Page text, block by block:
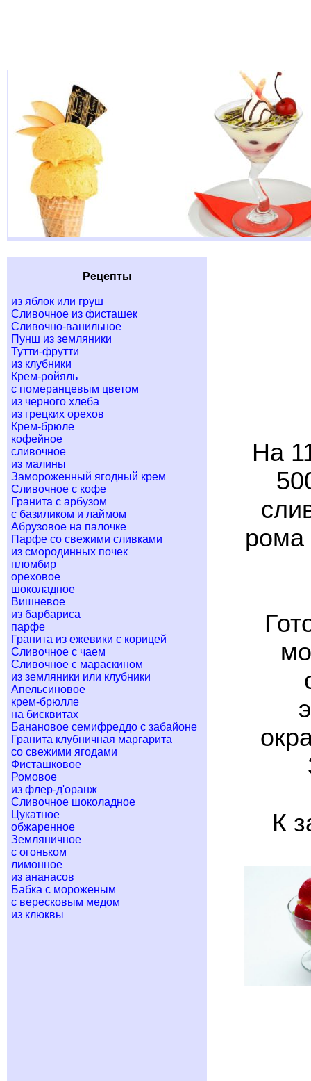
Рецепты
из яблок или груш
Сливочное из фисташек
Сливочно-ванильное
Пунш из земляники
Тутти-фрутти
из клубники
Крем-ройяль
с померанцевым цветом
из черного хлеба
из грецких орехов
Крем-брюле
кофейное
сливочное
из малины
Замороженный ягодный крем
Сливочное с кофе
Гранита с арбузом
с базиликом и лаймом
Абрузовое на палочке
Парфе со свежими сливками
из смородинных почек
пломбир
ореховое
шоколадное
Вишневое
из барбариса
парфе
Гранита из ежевики с корицей
Сливочное с чаем
Сливочное с мараскином
из земляники или клубники
Апельсиновое
крем-брюлле
на бисквитах
Банановое семифреддо с забайоне
Гранита клубничная маргарита
со свежими ягодами
Фисташковое
Ромовое
из флер-д'оранж
Сливочное шоколадное
Цукатное
обжаренное
Земляничное
с огоньком
лимонное
из ананасов
Бабка с мороженым
с вересковым медом
из клюквы
На
рома
К